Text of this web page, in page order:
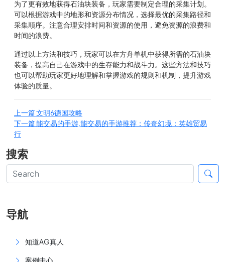
为了更有效地获得石油块装备，玩家需要制定合理的采集计划。
可以根据游戏中的地形和资源分布情况，选择最优的采集路径和
采集顺序。注意合理安排时间和资源的使用，避免资源的浪费和
时间的浪费。
通过以上方法和技巧，玩家可以在方舟单机中获得所需的石油块
装备，提高自己在游戏中的生存能力和战斗力。这些方法和技巧
也可以帮助玩家更好地理解和掌握游戏的规则和机制，提升游戏
体验的质量。
上一篇文明6德国攻略
下一篇能交易的手游,能交易的手游推荐：传奇幻境：英雄贸易
行
搜索
导航
知道AG真人
案例中心